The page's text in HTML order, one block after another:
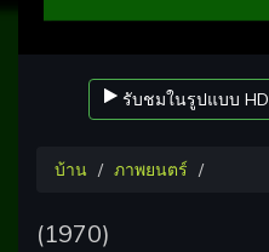
รับชมในรูปแบบ HD
บ้าน ภาพยนตร์
(1970)